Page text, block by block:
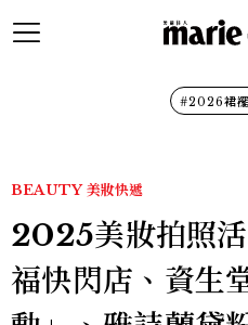
#2026裙
BEAUTY 美妝快遞
2025美妝拍照
福快閃店、資生